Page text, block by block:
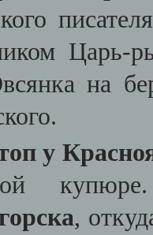
Царь-
на
у
купюре.
,